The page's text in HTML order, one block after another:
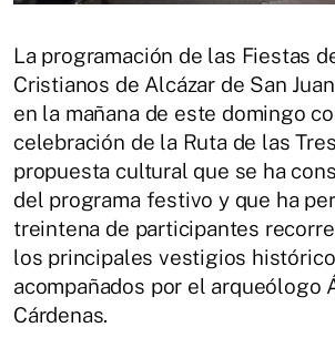
La programación de las Fiestas
Cristianos de Alcázar de San
en la mañana de este domingo
celebración de la Ruta de las
propuesta cultural que se ha
del programa festivo y que ha
treintena de participantes
los principales vestigios
acompañados por el arqueólogo
Cárdenas.